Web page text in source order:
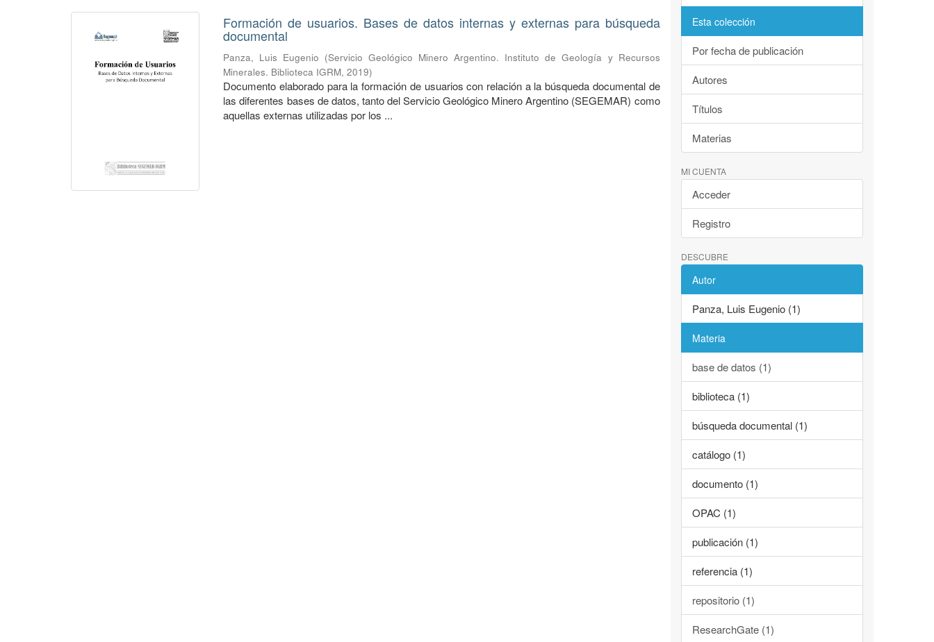
Formación de usuarios. Bases de datos internas y externas para búsqueda
documental
Panza, Luis Eugenio (Servicio Geológico Minero Argentino. Instituto de Geología y Recursos
Minerales. Biblioteca IGRM,2019)
Documento elaborado para la formación de usuarios con relación a la búsqueda documental de
las diferentes bases de datos, tanto del Servicio Geológico Minero Argentino (SEGEMAR) como
aquellas externas utilizadas por los ...
Esta colección
Por fecha de publicación
Autores
Títulos
Materias
MI CUENTA
Acceder
Registro
DESCUBRE
Autor
Panza, Luis Eugenio (1)
Materia
base de datos (1)
biblioteca (1)
búsqueda documental (1)
catálogo (1)
documento (1)
OPAC (1)
publicación (1)
referencia (1)
repositorio (1)
ResearchGate (1)